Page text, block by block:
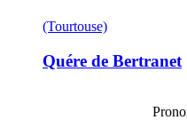
(Tourtouse)
Quére de Bertranet